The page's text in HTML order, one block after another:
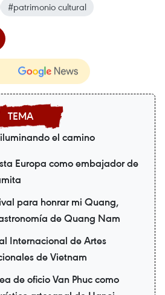
#patrimonio cultural
el camino
Europa como embajador de
para honrar mi Quang,
de Quang Nam
Internacional de Artes
de Vietnam
de oficio Van Phuc como